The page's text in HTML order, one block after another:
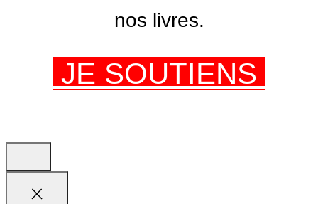
nos livres.
JE SOUTIENS